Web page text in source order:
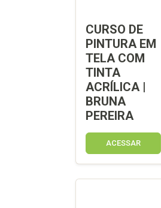
CURSO DE
PINTURA EM
TELA COM
TINTA
ACRÍLICA |
BRUNA
PEREIRA
ACESSAR